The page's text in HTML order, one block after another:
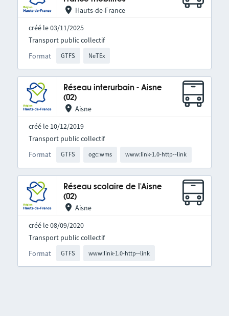
Hauts-de-France
créé le 03/11/2025
Format GTFS NeTEx
Transport public collectif
Réseau interurbain - Aisne
(02)
Aisne
créé le 10/12/2019
Format GTFS ogc:wms www:link-1.0-http--link
Transport public collectif
Réseau scolaire de l'Aisne
(02)
Aisne
créé le 08/09/2020
Format GTFS www:link-1.0-http--link
Transport public collectif